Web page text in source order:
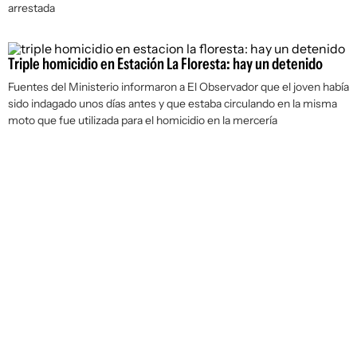
arrestada
Triple homicidio en Estación La Floresta: hay un detenido
Fuentes del Ministerio informaron a El Observadorque el joven había
sido indagado unos días antes y que estaba circulando en la misma
moto que fue utilizada para el homicidio en la mercería